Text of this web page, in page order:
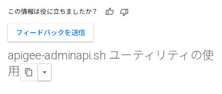
この情報は役に立ちましたか？
フィードバックを送信
apigee-adminapi.sh ユーティリティの使
用